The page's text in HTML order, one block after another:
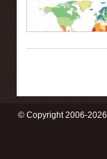
© Copyright 2006-2026